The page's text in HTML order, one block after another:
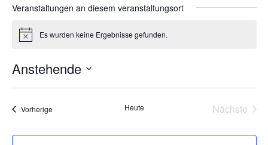
Veranstaltungen an diesem veranstaltungsort
HinweisEs wurden keine Ergebnisse gefunden.
Anstehende
Datum
wählen.
VorherigeVeranstaltungen Heute
Nächste